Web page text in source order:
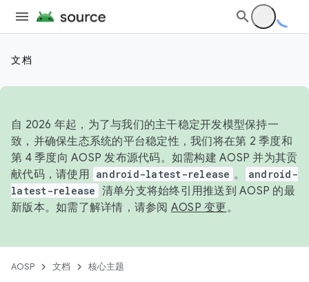
文档
自 2026 年起，为了与我们的主干稳定开发模型保持一
致，并确保生态系统的平台稳定性，我们将在第 2 季度和
第 4 季度向 AOSP 发布源代码。如需构建 AOSP 并为其贡
献代码，请使用 android-latest-release 。
android-
latest-release 清单分支将始终引用推送到 AOSP 的最
新版本。如需了解详情，请参阅 AOSP 变更。
AOSP 文档 核心主题